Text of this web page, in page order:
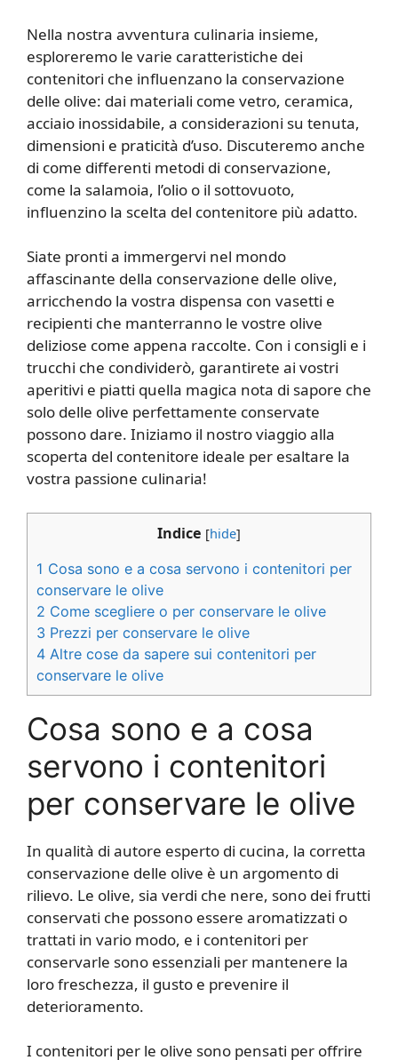
Nella nostra avventura culinaria insieme,
esploreremo le varie caratteristiche dei
contenitori che influenzano la conservazione
delle olive: dai materiali come vetro, ceramica,
acciaio inossidabile, a considerazioni su tenuta,
dimensioni e praticità d’uso. Discuteremo anche
di come differenti metodi di conservazione,
come la salamoia, l’olio o il sottovuoto,
influenzino la scelta del contenitore più adatto.
Siate pronti a immergervi nel mondo
affascinante della conservazione delle olive,
arricchendo la vostra dispensa con vasetti e
recipienti che manterranno le vostre olive
deliziose come appena raccolte. Con i consigli e i
trucchi che condividerò, garantirete ai vostri
aperitivi e piatti quella magica nota di sapore che
solo delle olive perfettamente conservate
possono dare. Iniziamo il nostro viaggio alla
scoperta del contenitore ideale per esaltare la
vostra passione culinaria!
Indice [hide]
1 Cosa sono e a cosa servono i contenitori per
conservare le olive
2 Come scegliere o per conservare le olive
3 Prezzi per conservare le olive
4 Altre cose da sapere sui contenitori per
conservare le olive
Cosa sono e a cosa
servono i contenitori
per conservare le olive
In qualità di autore esperto di cucina, la corretta
conservazione delle olive è un argomento di
rilievo. Le olive, sia verdi che nere, sono dei frutti
conservati che possono essere aromatizzati o
trattati in vario modo, e i contenitori per
conservarle sono essenziali per mantenere la
loro freschezza, il gusto e prevenire il
deterioramento.
I contenitori per le olive sono pensati per offrire